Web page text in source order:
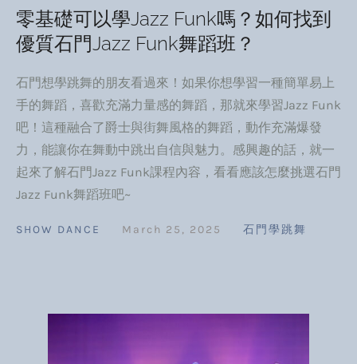
零基礎可以學Jazz Funk嗎？如何找到
優質石門Jazz Funk舞蹈班？
石門想學跳舞的朋友看過來！如果你想學習一種簡單易上
手的舞蹈，喜歡充滿力量感的舞蹈，那就來學習Jazz Funk
吧！這種融合了爵士與街舞風格的舞蹈，動作充滿爆發
力，能讓你在舞動中跳出自信與魅力。感興趣的話，就一
起來了解石門Jazz Funk課程內容，看看應該怎麼挑選石門
Jazz Funk舞蹈班吧~
SHOW DANCE March 25, 2025 石門學跳舞